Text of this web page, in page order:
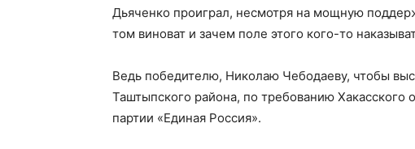
Дьяченко проиграл, несмотря на мощную
том виноват и зачем поле этого кого-то
Ведь победителю, Николаю Чебодаеву, чтобы
Таштыпского района, по требованию
партии «Единая Россия».